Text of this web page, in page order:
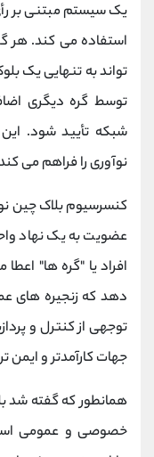
یک سیستم مبتنی بر
استفاده می کند. هر
تواند به تنهایی یک
توسط گره دیگری
شبکه تأیید شود.
نوآوری را فراهم می
کنسرسیوم بلاک چین
عضویت به یک نهاد
افراد یا "گره ها"
دهد که زنجیره های
توجهی از کنترل و
جهات کارآمدتر و ایمن
همانطور که گفته شد
خصوصی و عمومی